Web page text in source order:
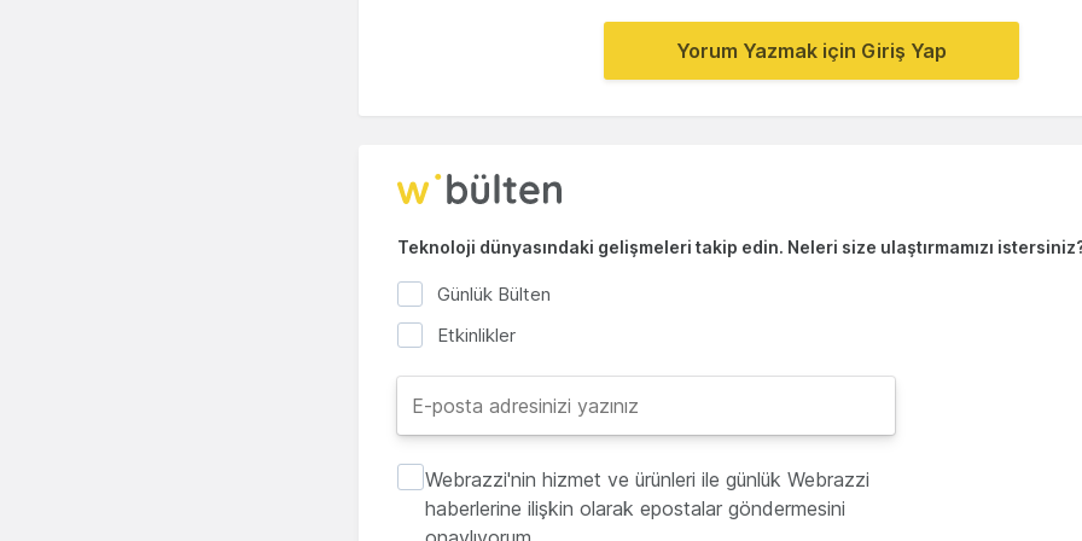
Yorum Yazmak için Giriş Yap
Teknoloji dünyasındaki gelişmeleri takip edin. Neleri size ulaştırmamızı
Günlük Bülten
Etkinlikler
Webrazzi'nin hizmet ve ürünleri ile günlük Webrazzi
haberlerine ilişkin olarak epostalar göndermesini